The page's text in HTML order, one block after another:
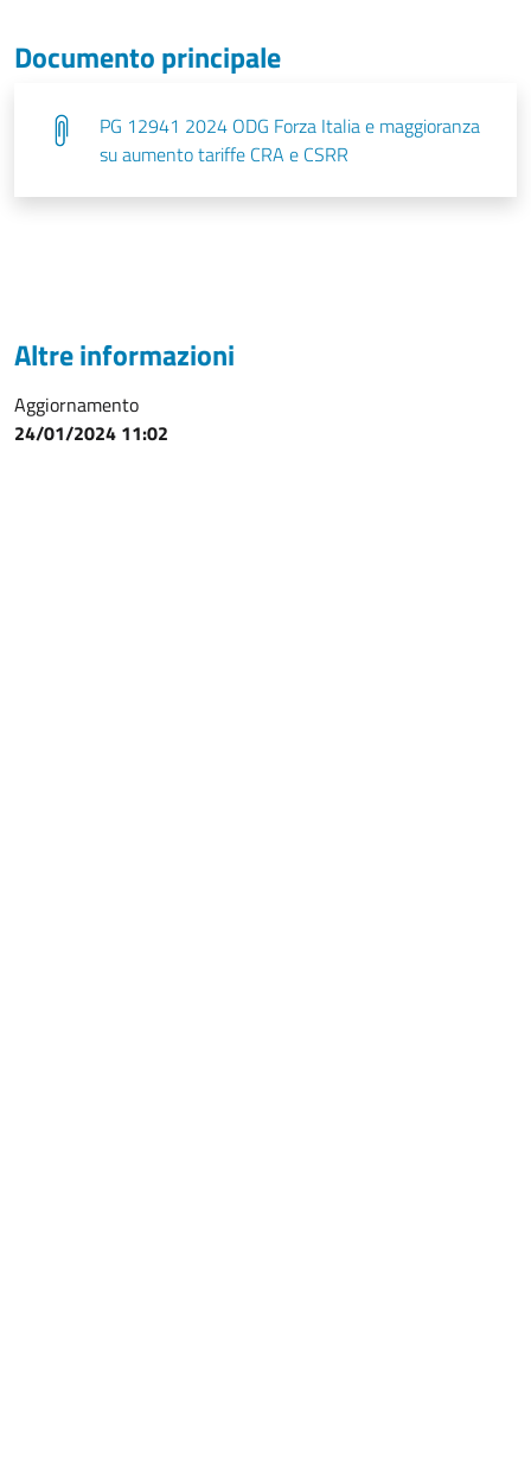
Documento principale
PG 12941 2024 ODG Forza Italia e maggioranza
su aumento tariffe CRA e CSRR
Altre informazioni
Aggiornamento
24/01/2024 11:02